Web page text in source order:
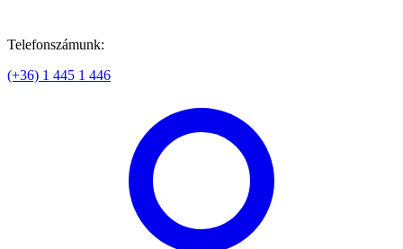
Telefonszámunk:
(+36) 1 445 1 446